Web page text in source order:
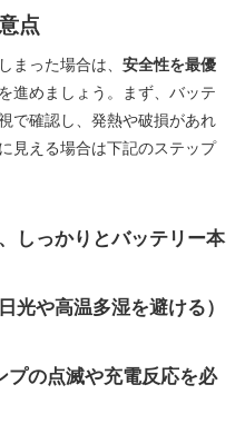
点
まった場合は、 安全性を最優
進めましょう。まず、バッテ
で確認し、発熱や破損があれ
見える場合は下記のステップ
しっかりとバッテリー本
光や高温多湿を避ける）
プの点滅や充電反応を必